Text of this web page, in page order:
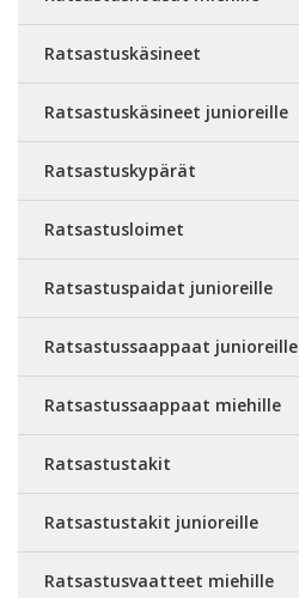
Ratsastuskäsineet
Ratsastuskäsineet junioreille
Ratsastuskypärät
Ratsastusloimet
Ratsastuspaidat junioreille
Ratsastussaappaat junioreille
Ratsastussaappaat miehille
Ratsastustakit
Ratsastustakit junioreille
Ratsastusvaatteet miehille